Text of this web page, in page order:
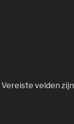
Vereiste velden zijn